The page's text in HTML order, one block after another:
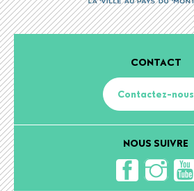
CONTACT
Contactez-nous
NOUS SUIVRE